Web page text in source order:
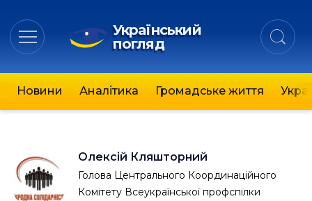
Український
погляд
Новини Аналітика Громадське життя
Олексій Кляшторний
Голова Центрального Координаційного
Комітету Всеукраїнської профспілки